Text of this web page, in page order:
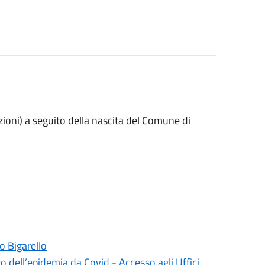
a seguito della nascita del Comune di
Bigarello